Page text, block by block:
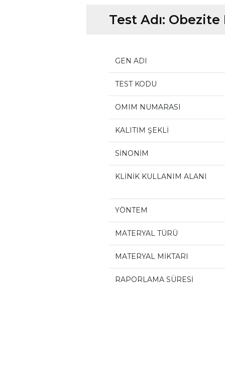
Test Adı: Obezite
GEN ADI
TEST KODU
OMIM NUMARASI
KALITIM ŞEKLİ
SİNONİM
KLİNİK KULLANIM ALANI
YÖNTEM
MATERYAL TÜRÜ
MATERYAL MİKTARI
RAPORLAMA SÜRESİ